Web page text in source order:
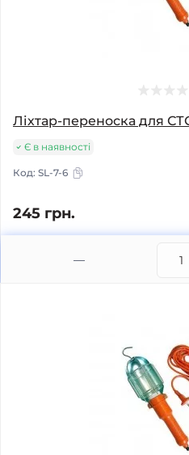
Ліхтар-переноска для
Є в наявності
Код: SL-7-6
245 грн.